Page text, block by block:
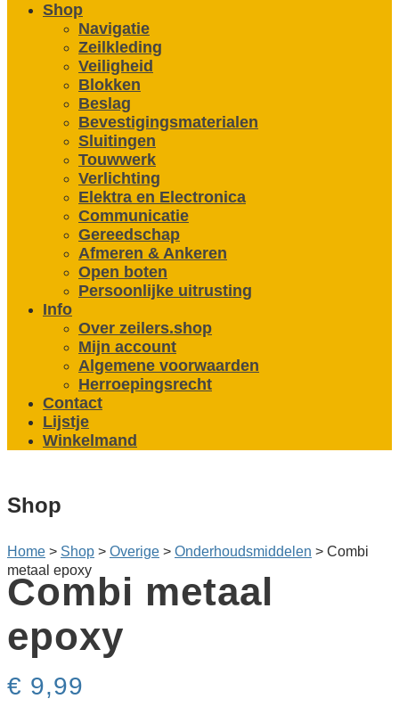
Shop
Navigatie
Zeilkleding
Veiligheid
Blokken
Beslag
Bevestigings­­materialen
Sluitingen
Touwwerk
Verlichting
Elektra en Electronica
Communicatie
Gereedschap
Afmeren & Ankeren
Open boten
Persoonlijke uitrusting
Info
Over zeilers.shop
Mijn account
Algemene voorwaarden
Herroepingsrecht
Contact
Lijstje
Winkelmand
Shop
Home > Shop > Overige > Onderhouds­middelen > Combi
metaal epoxy
Combi metaal
epoxy
€ 9,99